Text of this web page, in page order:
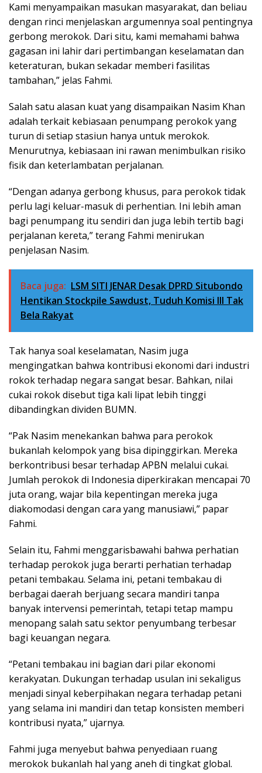
Kami menyampaikan masukan masyarakat, dan beliau
dengan rinci menjelaskan argumennya soal pentingnya
gerbong merokok. Dari situ, kami memahami bahwa
gagasan ini lahir dari pertimbangan keselamatan dan
keteraturan, bukan sekadar memberi fasilitas
tambahan,” jelas Fahmi.
Salah satu alasan kuat yang disampaikan Nasim Khan
adalah terkait kebiasaan penumpang perokok yang
turun di setiap stasiun hanya untuk merokok.
Menurutnya, kebiasaan ini rawan menimbulkan risiko
fisik dan keterlambatan perjalanan.
“Dengan adanya gerbong khusus, para perokok tidak
perlu lagi keluar-masuk di perhentian. Ini lebih aman
bagi penumpang itu sendiri dan juga lebih tertib bagi
perjalanan kereta,” terang Fahmi menirukan
penjelasan Nasim.
Baca juga: LSM SITI JENAR Desak DPRD Situbondo
Hentikan Stockpile Sawdust, Tuduh Komisi III Tak
Bela Rakyat
Tak hanya soal keselamatan, Nasim juga
mengingatkan bahwa kontribusi ekonomi dari industri
rokok terhadap negara sangat besar. Bahkan, nilai
cukai rokok disebut tiga kali lipat lebih tinggi
dibandingkan dividen BUMN.
“Pak Nasim menekankan bahwa para perokok
bukanlah kelompok yang bisa dipinggirkan. Mereka
berkontribusi besar terhadap APBN melalui cukai.
Jumlah perokok di Indonesia diperkirakan mencapai 70
juta orang, wajar bila kepentingan mereka juga
diakomodasi dengan cara yang manusiawi,” papar
Fahmi.
Selain itu, Fahmi menggarisbawahi bahwa perhatian
terhadap perokok juga berarti perhatian terhadap
petani tembakau. Selama ini, petani tembakau di
berbagai daerah berjuang secara mandiri tanpa
banyak intervensi pemerintah, tetapi tetap mampu
menopang salah satu sektor penyumbang terbesar
bagi keuangan negara.
“Petani tembakau ini bagian dari pilar ekonomi
kerakyatan. Dukungan terhadap usulan ini sekaligus
menjadi sinyal keberpihakan negara terhadap petani
yang selama ini mandiri dan tetap konsisten memberi
kontribusi nyata,” ujarnya.
Fahmi juga menyebut bahwa penyediaan ruang
merokok bukanlah hal yang aneh di tingkat global.